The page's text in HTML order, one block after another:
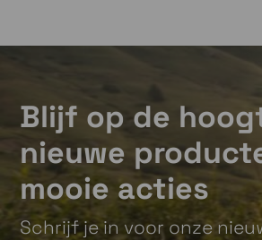
Blijf op de
nieuwe
mooie acties
Schrijf je in voor onze